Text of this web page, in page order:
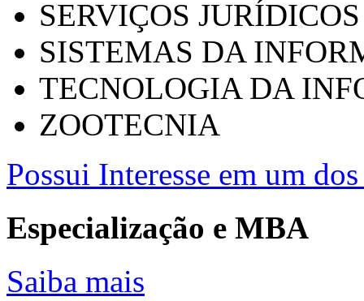
SERVIÇOS
SISTEMAS DA
TECNOLOGIA DA
ZOOTECNIA
Possui Interesse em um
Especialização e MBA
Saiba mais